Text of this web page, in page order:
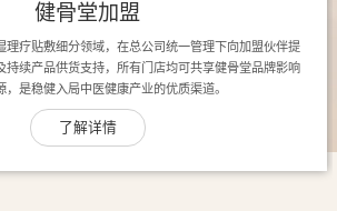
健骨堂加盟
理疗贴敷细分领域，在总公司统一管理下向加盟伙伴提
持续产品供货支持，所有门店均可共享健骨堂品牌影响
，是稳健入局中医健康产业的优质渠道。
了解详情